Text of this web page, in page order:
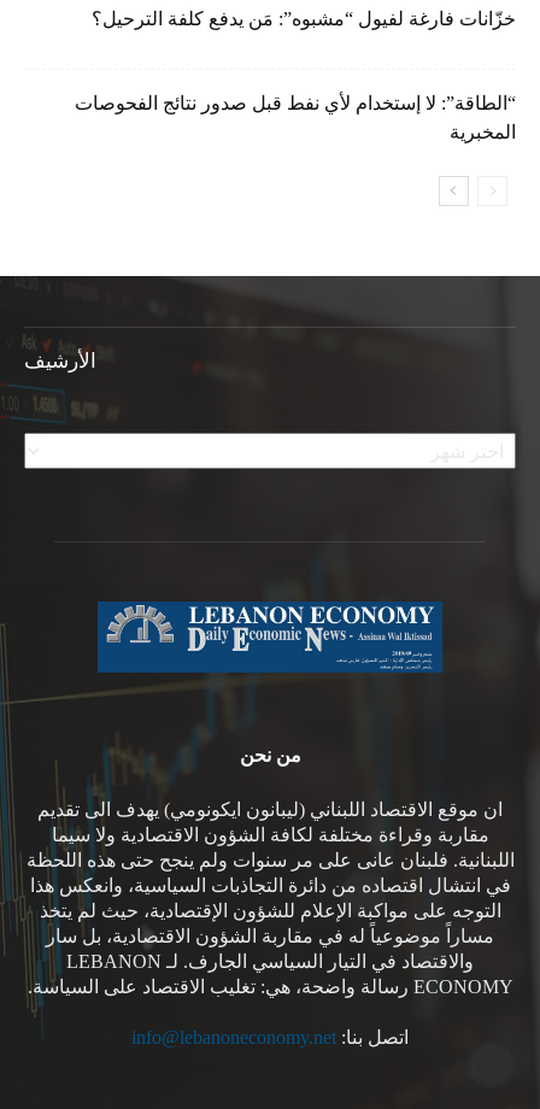
خزّانات فارغة لفيول “مشبوه”: مَن يدفع كلفة الترحيل؟
“الطاقة”: لا إستخدام لأي نفط قبل صدور نتائج الفحوصات
المخبرية
الأرشيف
الأرشيف
من نحن
ان موقع الاقتصاد اللبناني (ليبانون ايكونومي) يهدف الى تقديم
مقاربة وقراءة مختلفة لكافة الشؤون الاقتصادية ولا سيما
اللبنانية. فلبنان عانى على مر سنوات ولم ينجح حتى هذه اللحظة
في انتشال اقتصاده من دائرة التجاذبات السياسية، وانعكس هذا
التوجه على مواكبة الإعلام للشؤون الإقتصادية، حيث لم يتخذ
مساراً موضوعياً له في مقاربة الشؤون الاقتصادية، بل سار
والاقتصاد في التيار السياسي الجارف. لـ LEBANON
ECONOMY رسالة واضحة، هي: تغليب الاقتصاد على السياسة.
اتصل بنا: info@lebanoneconomy.net